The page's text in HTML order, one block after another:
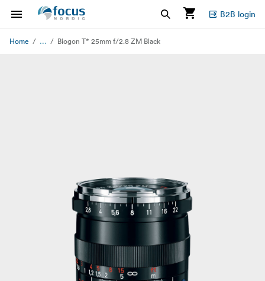
B2B login
Home ... Biogon T* 25mm f/2.8 ZM Black